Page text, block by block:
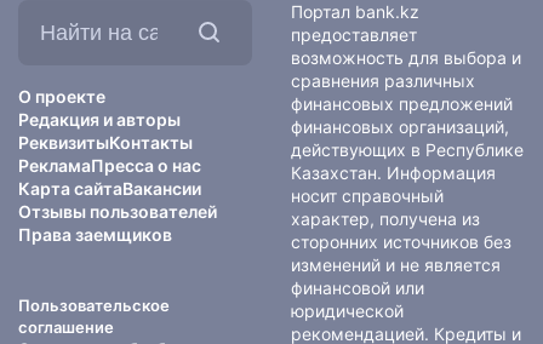
О проекте
Редакция и авторы
РеквизитыКонтакты
РекламаПресса о нас
Карта сайтаВакансии
Отзывы пользователей
Права заемщиков
Пользовательское
соглашение
Портал bank.kz
предоставляет
возможность для выбора и
сравнения различных
финансовых предложений
финансовых организаций,
действующих в Республике
Казахстан. Информация
носит справочный
характер, получена из
сторонних источников без
изменений и не является
финансовой или
юридической
рекомендацией. Кредиты и